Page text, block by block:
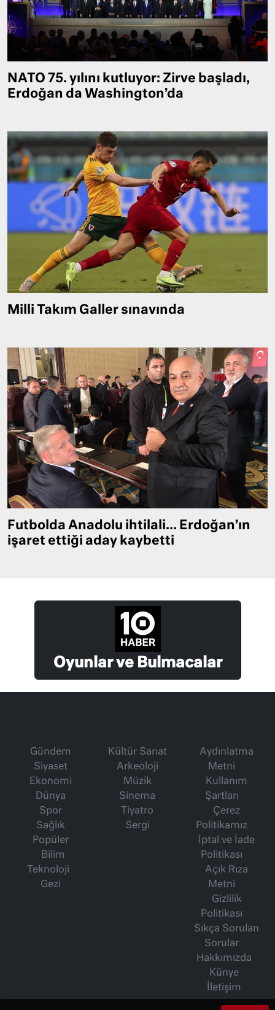
NATO 75. yılını kutluyor: Zirve başladı,
Erdoğan da Washington’da
Milli Takım Galler sınavında
Futbolda Anadolu ihtilali… Erdoğan’ın
işaret ettiği aday kaybetti
Oyunlar ve Bulmacalar
Gündem
Siyaset
Ekonomi
Dünya
Spor
Sağlık
Popüler
Bilim
Teknoloji
Gezi
Kültür Sanat
Arkeoloji
Müzik
Sinema
Tiyatro
Sergi
Aydınlatma
Metni
Kullanım
Şartları
Çerez
Politikamız
İptal ve İade
Politikası
Açık Rıza
Metni
Gizlilik
Politikası
Sıkça Sorulan
Sorular
Hakkımızda
Künye
İletişim